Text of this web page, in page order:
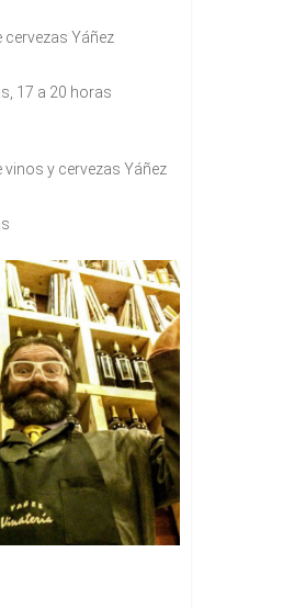
cervezas Yáñez
17 a 20 horas
vinos y cervezas Yáñez